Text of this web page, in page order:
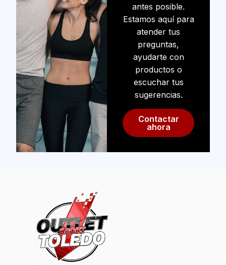
antes posible.
Estamos aquí para
atender tus
preguntas,
ayudarte con
productos o
escuchar tus
sugerencias.
Contactar
ahora